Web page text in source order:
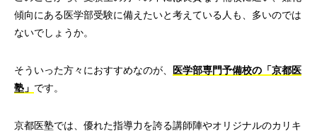
傾向にある医学部受験に備えたいと考えている人も、多いのでは
ないでしょうか。
そういった方々におすすめなのが、
医学部専門予備校の「京都医
塾」 です。
京都医塾では、優れた指導力を誇る講師陣やオリジナルのカリキ